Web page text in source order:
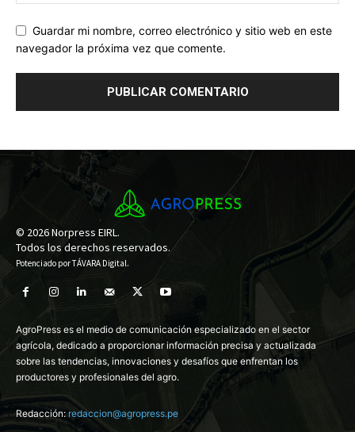
Guardar mi nombre, correo electrónico y sitio web en este
navegador la próxima vez que comente.
© 2026 Norpress EIRL.
Todos los derechos reservados.
Potenciado porTÁVARA Digital.
AgroPress es el medio de comunicación especializado en el sector
agrícola, dedicado a proporcionar información precisa y actualizada
sobre las tendencias, innovaciones y desafíos que enfrentan los
productores y profesionales del agro.
Redacción:redaccion@agropress.pe